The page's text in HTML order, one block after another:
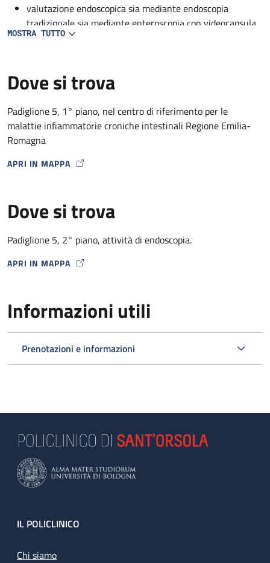
valutazione endoscopica sia mediante endoscopia
tradizionale sia mediante enteroscopia con videocapsula
(prestazioni riservate ai pazienti in carico all’ambulatorio)
indicazione dei medici del centro.
MOSTRA TUTTO
Dove si trova
Padiglione 5, 1° piano, nel centro di riferimento per le
malattie infiammatorie croniche intestinali Regione Emilia-
Romagna
APRI IN MAPPA
MAP ICON
Dove si trova
Padiglione 5, 2° piano, attività di endoscopia.
APRI IN MAPPA
MAP ICON
Informazioni utili
Prenotazioni e informazioni
Footer
IL POLICLINICO
Chi siamo